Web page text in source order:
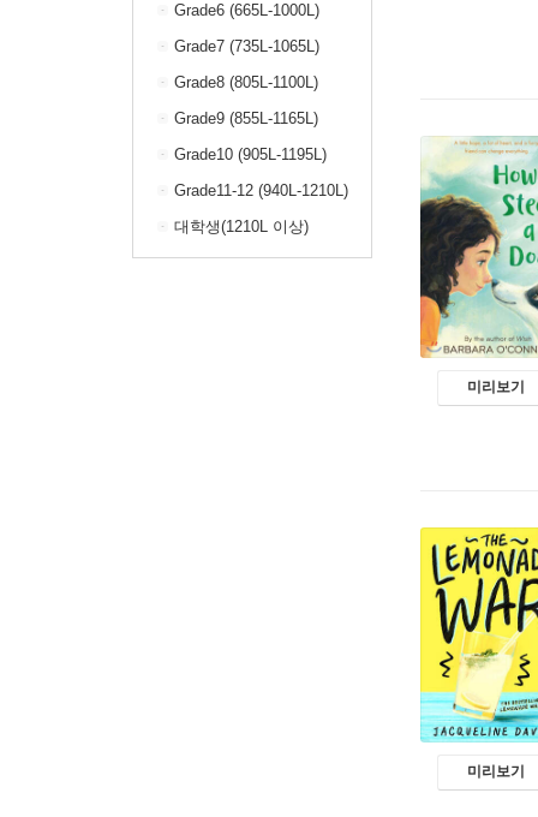
Grade6 (665L-1000L)
Grade7 (735L-1065L)
Grade8 (805L-1100L)
Grade9 (855L-1165L)
Grade10 (905L-1195L)
Grade11-12 (940L-1210L)
대학생(1210L 이상)
미리보기
미리보기